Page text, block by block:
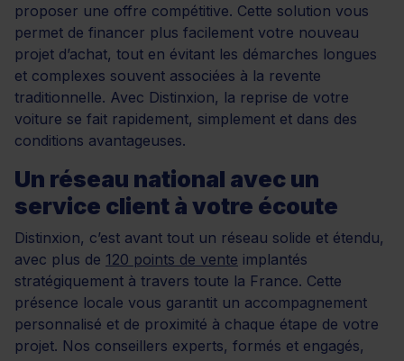
proposer une offre compétitive. Cette solution vous
permet de financer plus facilement votre nouveau
projet d’achat, tout en évitant les démarches longues
et complexes souvent associées à la revente
traditionnelle. Avec Distinxion, la reprise de votre
voiture se fait rapidement, simplement et dans des
conditions avantageuses.
Un réseau national avec un
service client à votre écoute
Distinxion, c’est avant tout un réseau solide et étendu,
avec plus de 120 points de vente implantés
stratégiquement à travers toute la France. Cette
présence locale vous garantit un accompagnement
personnalisé et de proximité à chaque étape de votre
projet. Nos conseillers experts, formés et engagés,